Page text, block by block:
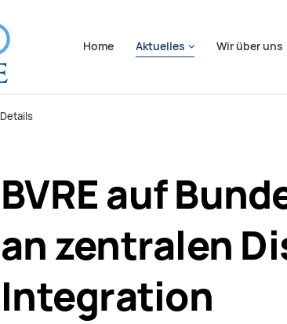
Home
Aktuelles Wir über uns
Details
BVRE auf
an zentralen
Integration